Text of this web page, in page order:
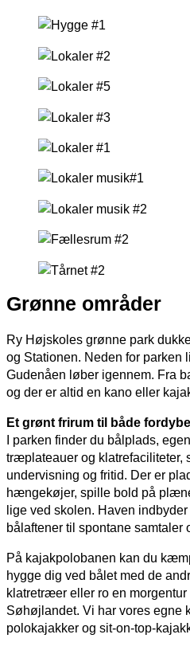
Grønne områder
Ry Højskoles grønne park
og Stationen. Neden for parken
Gudenåen løber igennem. Fra
og der er altid en kano eller
Et grønt frirum til både
I parken finder du bålplads,
træplateauer og klatrefaciliteter,
undervisning og fritid. Der er
hængekøjer, spille bold på
lige ved skolen. Haven
bålaftener til spontane samtaler
På kajakpolobanen kan du
hygge dig ved bålet med de
klatretræer eller ro en
Søhøjlandet. Vi har vores egne
polokajakker og sit-on-top-